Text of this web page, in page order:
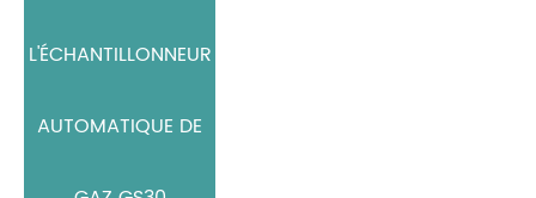
L'ÉCHANTILLONNEUR
AUTOMATIQUE DE